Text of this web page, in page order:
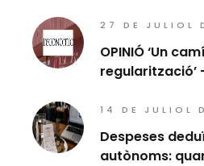
27 DE JULIOL
OPINIÓ ‘Un
regularització’
14 DE JULIOL
Despeses
autònoms: